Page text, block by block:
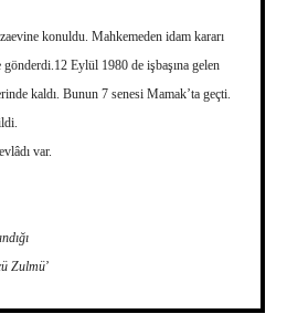
konuldu. Mahkemeden idam kararı
gönderdi.12 Eylül 1980 de işbaşına gelen
kaldı. Bunun 7 senesi Mamak’ta geçti.
var.
Zulmü’